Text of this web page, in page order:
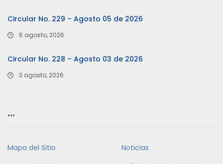
Circular No. 229 – Agosto 05 de 2026
6 agosto, 2026
Circular No. 228 – Agosto 03 de 2026
3 agosto, 2026
…
Mapa del Sitio
Noticias